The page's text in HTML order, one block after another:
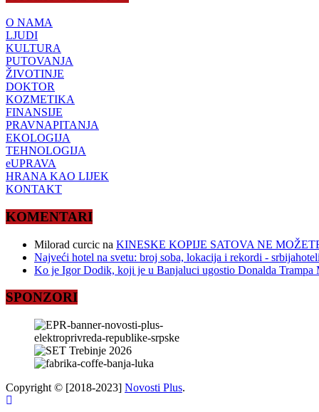
O NAMA
LJUDI
KULTURA
PUTOVANJA
ŽIVOTINJE
DOKTOR
KOZMETIKA
FINANSIJE
PRAVNAPITANJA
EKOLOGIJA
TEHNOLOGIJA
eUPRAVA
HRANA KAO LIJEK
KONTAKT
KOMENTARI
Milorad curcic na KINESKE KOPIJE SATOVA NE
Najveći hotel na svetu: broj soba, lokacija i rekordi -
Ko je Igor Dodik, koji je u Banjaluci ugostio Donalda Trampa
SPONZORI
Copyright © [2018-2023] Novosti Plus.